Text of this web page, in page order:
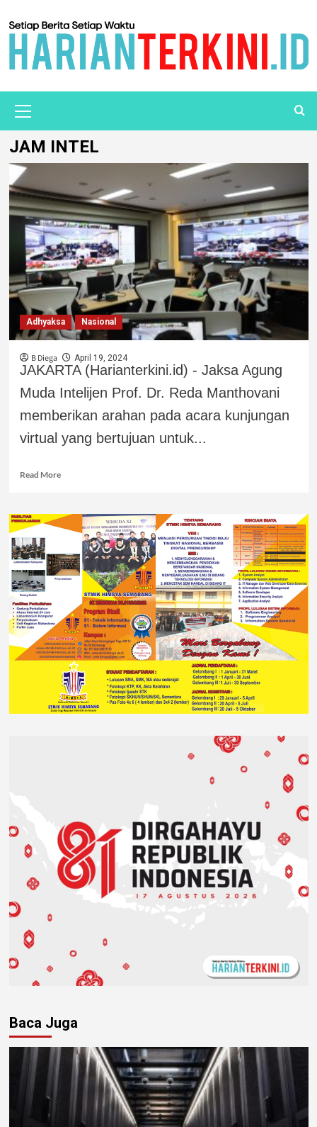
JAM INTEL
Adhyaksa Nasional
B Diega April 19, 2024
JAKARTA (Harianterkini.id) - Jaksa Agung
Muda Intelijen Prof. Dr. Reda Manthovani
memberikan arahan pada acara kunjungan
virtual yang bertujuan untuk...
Read More
Baca Juga